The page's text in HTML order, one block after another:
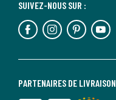
PARTENAIRES DE LIVRAISON
SUIVEZ-NOUS SUR :